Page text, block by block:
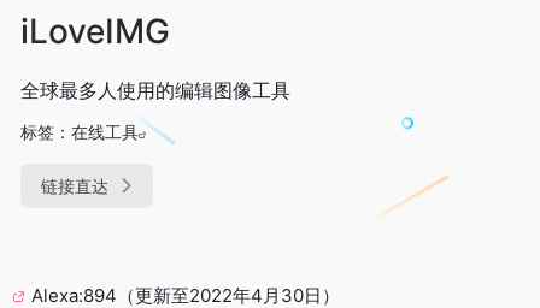
iLoveIMG
全球最多人使用的编辑图像工具
标签： 在线工具
链接直达
Alexa:894（更新至2022年4月30日）